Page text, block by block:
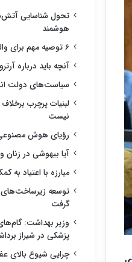
تحول شناسایی
هوشمند
۶ توصیه مهم برای والدین پیش از بازگشایی مدارس
آنچه باید درباره
سیاست‌های دولت
لبنیات پرچرب
نیست
رؤیای هوش
آیا بیهوشی در
مبارزه با اعتیاد
گرفت
وزیر بهداشت:
پزشکی در شیراز
چرایی شیوع بالای